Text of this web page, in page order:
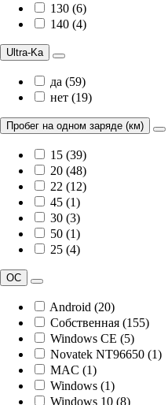
130 (6)
140 (4)
Ultra-Ka
да (59)
нет (19)
Пробег на одном заряде (км)
15 (39)
20 (48)
22 (12)
45 (1)
30 (3)
50 (1)
25 (4)
ОС
Android (20)
Собственная (155)
Windows CE (5)
Novatek NT96650 (1)
MAC (1)
Windows (1)
Windows 10 (8)